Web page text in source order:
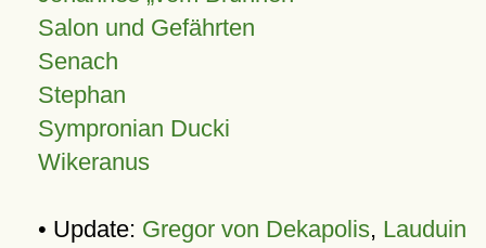
Salon und Gefährten
Senach
Stephan
Sympronian Ducki
Wikeranus
• Update: Gregor von Dekapolis, Lauduin